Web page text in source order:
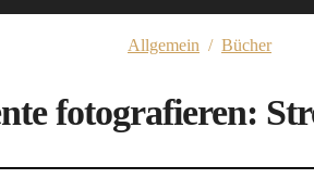
Allgemein / Bücher
fotografieren: